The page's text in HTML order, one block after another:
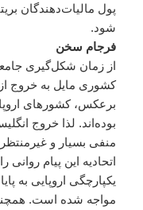
پول مالیات‌دهندگان
شود.
فرجام سخن
کشوری مایل به خروج از
برعکس، کشورهای
بوده‌اند. لذا خروج
منفی بسیار و
اتحادیه این پیام روانی
یکپارچگی اروپایی به
مواجه شده است.